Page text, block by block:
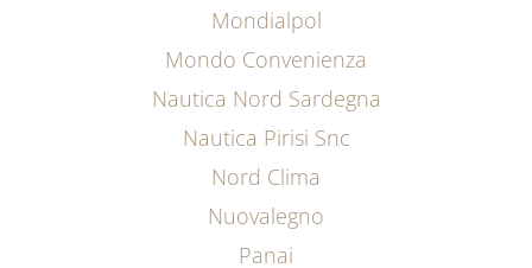
Mondialpol
Mondo Convenienza
Nautica Nord Sardegna
Nautica Pirisi Snc
Nord Clima
Nuovalegno
Panai